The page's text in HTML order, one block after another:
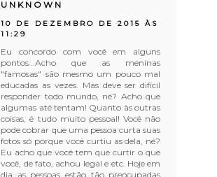
UNKNOWN
10 DE DEZEMBRO DE 2015 ÀS
11:29
Eu concordo com você em alguns
pontos...Acho que as meninas
"famosas" são mesmo um pouco mal
educadas as vezes. Mas deve ser difícil
responder todo mundo, né? Acho que
algumas até tentam! Quanto às outras
coisas, é tudo muito pessoal! Você não
pode cobrar que uma pessoa curta suas
fotos só porque você curtiu as dela, né?
Eu acho que você tem que curtir o que
você, de fato, achou legal e etc. Hoje em
dia as pessoas estão tão preocupadas